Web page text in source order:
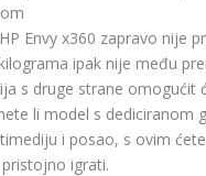
Envy x360 zapravo nije
ipak nije među
s druge strane omogućit
li model s dediciranom
i posao, s ovim
igrati.